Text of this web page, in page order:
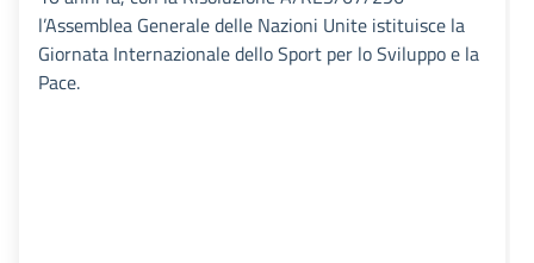
l’Assemblea Generale delle Nazioni Unite istituisce la
Giornata Internazionale dello Sport per lo Sviluppo e la
Pace.